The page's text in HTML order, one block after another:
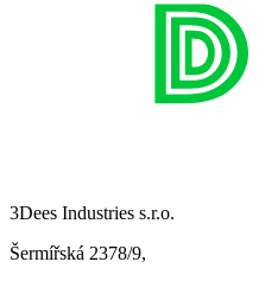
3Dees Industries s.r.o.
Šermířská 2378/9,